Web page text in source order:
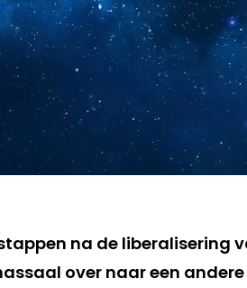
na de liberalisering
over naar een